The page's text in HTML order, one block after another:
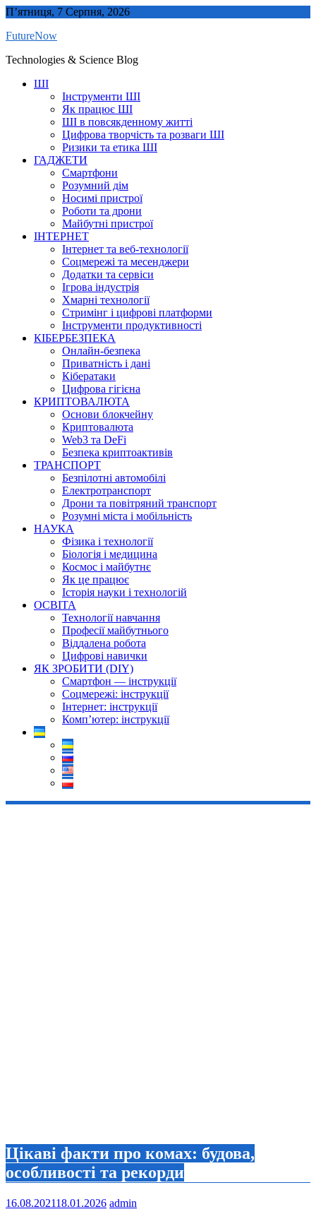
Skip
content
П’ятниця, 7 Серпня, 2026
FutureNow
Technologies & Science Blog
ШІ
Інструменти ШІ
Як працює ШІ
ШІ в повсякденному житті
Цифрова творчість та розваги ШІ
Ризики та етика ШІ
ГАДЖЕТИ
Смартфони
Розумний дім
Носимі пристрої
Роботи та дрони
Майбутні пристрої
ІНТЕРНЕТ
Інтернет та веб-технології
Соцмережі та месенджери
Додатки та сервіси
Ігрова індустрія
Хмарні технології
Стримінг і цифрові платформи
Інструменти продуктивності
КІБЕРБЕЗПЕКА
Онлайн-безпека
Приватність і дані
Кібератаки
Цифрова гігієна
КРИПТОВАЛЮТА
Основи блокчейну
Криптовалюта
Web3 та DeFi
Безпека криптоактивів
ТРАНСПОРТ
Безпілотні автомобілі
Електротранспорт
Дрони та повітряний транспорт
Розумні міста і мобільність
НАУКА
Фізика і технології
Біологія і медицина
Космос і майбутнє
Як це працює
Історія науки і технологій
ОСВІТА
Технології навчання
Професії майбутнього
Віддалена робота
Цифрові навички
ЯК ЗРОБИТИ (DIY)
Смартфон — інструкції
Соцмережі: інструкції
Інтернет: інструкції
Комп’ютер: інструкції
Цікаві факти про комах: будова,
особливості та рекорди
16.08.202118.01.2026 admin